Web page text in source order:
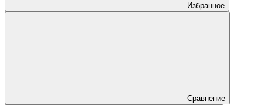
Избранное
Сравнение